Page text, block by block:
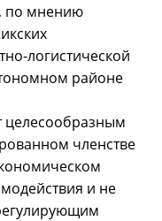
по мнению
логистической
районе
целесообразным
членстве
и не